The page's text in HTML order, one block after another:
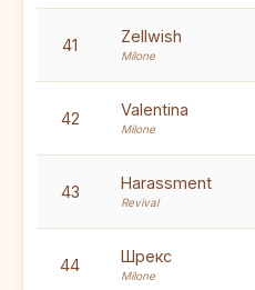
41 Zellwish
Milone
42 Valentina
Milone
43 Harassment
Revival
44 Шрекс
Milone